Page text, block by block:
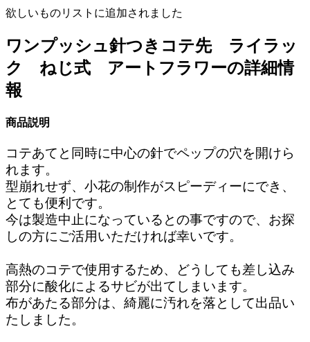
欲しいものリストに追加されました
ワンプッシュ針つきコテ先 ライラッ
ク ねじ式 アートフラワーの詳細情
報
商品説明
コテあてと同時に中心の針でペップの穴を開けら
れます。
型崩れせず、小花の制作がスピーディーにでき、
とても便利です。
今は製造中止になっているとの事ですので、お探
しの方にご活用いただければ幸いです。
高熱のコテで使用するため、どうしても差し込み
部分に酸化によるサビが出てしまいます。
布があたる部分は、綺麗に汚れを落として出品い
たしました。